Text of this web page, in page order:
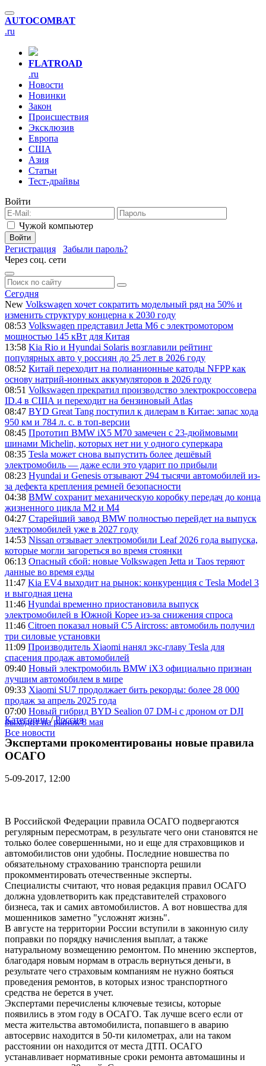
AUTOCOMBAT
.ru
FLATROAD
.ru
Новости
Новинки
Закон
Происшествия
Эксклюзив
Европа
США
Азия
Статьи
Тест-драйвы
Войти
Чужой компьютер
Войти
Регистрация
Забыли пароль?
Через соц. сети
Сегодня
New Volkswagen хочет сократить модельный ряд на 50% и
изменить структуру концерна к 2030 году
08:53 Volkswagen представил Jetta M6 с электромотором
мощностью 145 кВт для Китая
13:58 Kia Rio и Hyundai Solaris возглавили рейтинг
популярных авто у россиян до 25 лет в 2026 году
08:52 Китай переходит на полианионные катоды NFPP как
основу натрий-ионных аккумуляторов в 2026 году
08:51 Volkswagen прекратил производство электрокроссовера
ID.4 в США и переходит на бензиновый Atlas
08:47 BYD Great Tang поступил к дилерам в Китае: запас хода
950 км и 784 л. с. в топ-версии
08:45 Прототип BMW iX5 M70 замечен с 23-дюймовыми
шинами Michelin, которых нет ни у одного суперкара
08:35 Tesla может снова выпустить более дешёвый
электромобиль — даже если это ударит по прибыли
08:23 Hyundai и Genesis отзывают 294 тысячи автомобилей из-
за дефекта крепления ремней безопасности
04:38 BMW сохранит механическую коробку передач до конца
жизненного цикла M2 и M4
04:27 Старейший завод BMW полностью перейдет на выпуск
электромобилей уже в 2027 году
14:53 Nissan отзывает электромобили Leaf 2026 года выпуска,
которые могли загореться во время стоянки
06:13 Опасный сбой: новые Volkswagen Jetta и Taos теряют
данные во время езды
11:47 Kia EV4 выходит на рынок: конкуренция с Tesla Model 3
и выгодная цена
11:46 Hyundai временно приостановила выпуск
электромобилей в Южной Корее из-за снижения спроса
11:46 Citroen показал новый C5 Aircross: автомобиль получил
три силовые установки
11:09 Производитель Xiaomi нанял экс-главу Tesla для
спасения продаж автомобилей
09:40 Новый электромобиль BMW iX3 официально признан
лучшим автомобилем в мире
09:33 Xiaomi SU7 продолжает бить рекорды: более 28 000
продаж за апрель 2025 года
07:00 Новый гибрид BYD Sealion 07 DM-i с дроном от DJI
выходит на рынок 8 мая
Все новости
Категории/Россия
Экспертами прокоментированы новые правила
ОСАГО
5-09-2017, 12:00
В Российской Федерации правила ОСАГО подвергаются
регулярным пересмотрам, в результате чего они становятся не
только более совершенными, но и еще для страховщиков и
автомобилистов они удобны. Последние новшества по
обязательному страхованию транспорта решили
прокомментировать отечественные эксперты.
Специалисты считают, что новая редакция правил ОСАГО
должна удовлетворить как представителей страхового
бизнеса, так и самих автомобилистов. А вот новшества для
мошенников заметно "усложнят жизнь".
В августе на территории России вступили в законную силу
поправки по порядку начисления выплат, а также
натуральному возмещению ремонтом. По мнению экспертов,
благодаря новым нормам в отрасль вернуться деньги, в
результате чего страховым компаниям не нужно бояться
проведения ремонтов, в которых износ транспортного
средства не берется в учет.
Экспертами перечислены ключевые тезисы, которые
появились в этом году в ОСАГО. Так лучше всего если от
места жительства автомобилиста, попавшего в аварию
автосервис находится в 50-ти километрах, али на таком
расстоянии он находится от места ДТП. ОСАГО
устанавливает нормативные сроки ремонта автомашины и